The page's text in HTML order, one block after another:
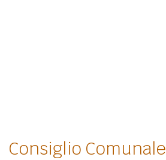
Consiglio Comunale